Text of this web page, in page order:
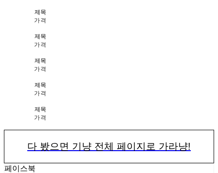
제목
가격
제목
가격
제목
가격
제목
가격
제목
가격
다 봤으면 기냥 전체 페이지로 가라냥!
페이스북